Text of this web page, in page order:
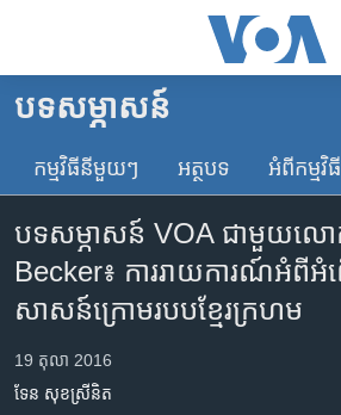
គេហទំព័រ​
និង​
ចូល​
ទំព័រ​
ព័ត៌មាន​​
ម្តង
រំលង​
កម្ពុជា
អន្តរជាតិ
ហេឡូវីអូអេ
ព្រឹត្តិការណ៍ព័ត៌មាន
បទ​សម្ភាសន៍
កម្មវិធី​នីមួយៗ អត្ថបទ​ អំពី​កម្មវិធី​
បទ​សម្ភាសន៍ VOA ជាមួយ​លោ
Becker៖ ​ការ​រាយការណ៍​អំពី​
សាសន៍​ក្រោម​របប​ខ្មែរ​ក្រហម
19 តុលា 2016
ទែន សុខស្រីនិត